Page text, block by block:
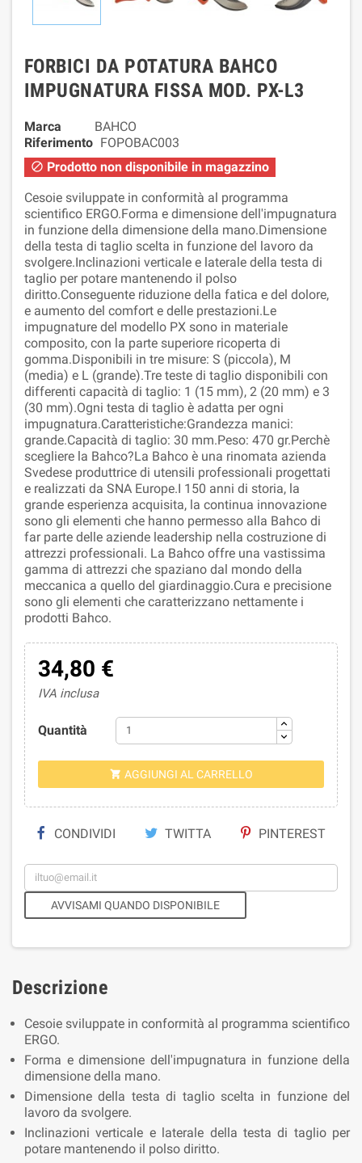
FORBICI DA POTATURA BAHCO
IMPUGNATURA FISSA MOD. PX-L3
Marca
BAHCO
Riferimento FOPOBAC003
 Prodotto non disponibile in magazzino
Cesoie sviluppate in conformità al programma
scientifico ERGO.Forma e dimensione dell'impugnatura
in funzione della dimensione della mano.Dimensione
della testa di taglio scelta in funzione del lavoro da
svolgere.Inclinazioni verticale e laterale della testa di
taglio per potare mantenendo il polso
diritto.Conseguente riduzione della fatica e del dolore,
e aumento del comfort e delle prestazioni.Le
impugnature del modello PX sono in materiale
composito, con la parte superiore ricoperta di
gomma.Disponibili in tre misure: S (piccola), M
(media) e L (grande).Tre teste di taglio disponibili con
differenti capacità di taglio: 1 (15 mm), 2 (20 mm) e 3
(30 mm).Ogni testa di taglio è adatta per ogni
impugnatura.Caratteristiche:Grandezza manici:
grande.Capacità di taglio: 30 mm.Peso: 470 gr.Perchè
scegliere la Bahco?La Bahco è una rinomata azienda
Svedese produttrice di utensili professionali progettati
e realizzati da SNA Europe.I 150 anni di storia, la
grande esperienza acquisita, la continua innovazione
sono gli elementi che hanno permesso alla Bahco di
far parte delle aziende leadership nella costruzione di
attrezzi professionali. La Bahco offre una vastissima
gamma di attrezzi che spaziano dal mondo della
meccanica a quello del giardinaggio.Cura e precisione
sono gli elementi che caratterizzano nettamente i
prodotti Bahco.
34,80 €
IVA inclusa
Quantità
 AGGIUNGI AL CARRELLO
CONDIVIDI TWITTA PINTEREST
AVVISAMI QUANDO DISPONIBILE
Descrizione
Cesoie sviluppate in conformità al programma scientifico
ERGO.
Forma e dimensione dell'impugnatura in funzione della
dimensione della mano.
Dimensione della testa di taglio scelta in funzione del
lavoro da svolgere.
Inclinazioni verticale e laterale della testa di taglio per
potare mantenendo il polso diritto.